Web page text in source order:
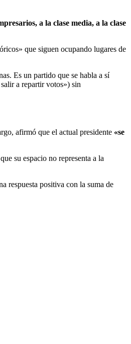
a la clase media, a la clase
que siguen ocupando lugares de
Es un partido que se habla a sí
a repartir votos») sin
afirmó que el actual presidente «se
su espacio no representa a la
respuesta positiva con la suma de